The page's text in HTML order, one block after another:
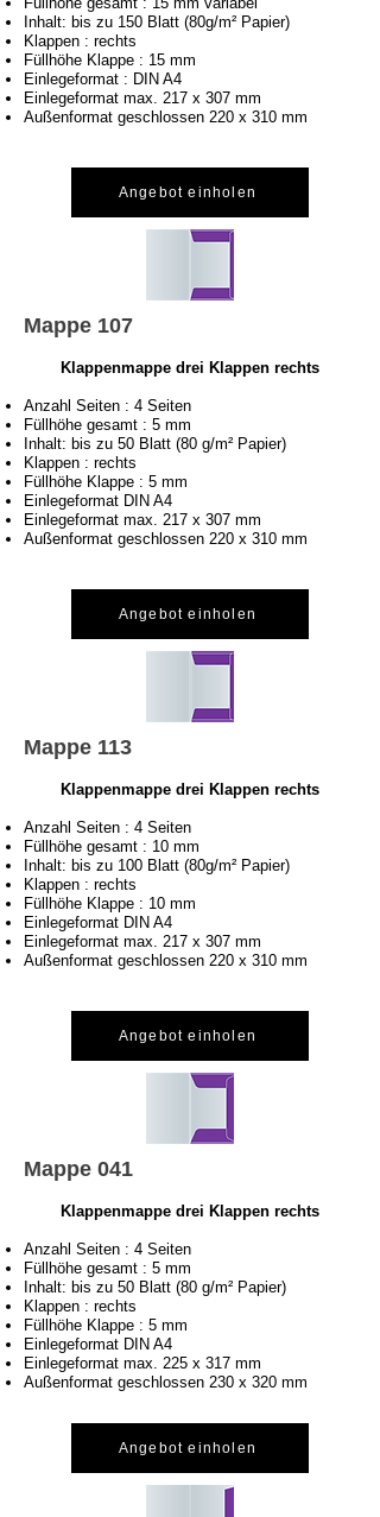
Inhalt: bis zu 150 Blatt (80g/m² Papier)
Klappen : rechts
Füllhöhe Klappe : 15 mm
Einlegeformat : DIN A4
Einlegeformat max. 217 x 307 mm
Außenformat geschlossen 220 x 310 mm
Angebot einholen
Mappe 107
Klappenmappe drei Klappen rechts
Anzahl Seiten : 4 Seiten
Füllhöhe gesamt : 5 mm
Inhalt: bis zu 50 Blatt (80 g/m² Papier)
Klappen : rechts
Füllhöhe Klappe : 5 mm
Einlegeformat DIN A4
Einlegeformat max. 217 x 307 mm
Außenformat geschlossen 220 x 310 mm
Angebot einholen
Mappe 113
Klappenmappe drei Klappen rechts
Anzahl Seiten : 4 Seiten
Füllhöhe gesamt : 10 mm
Inhalt: bis zu 100 Blatt (80g/m² Papier)
Klappen : rechts
Füllhöhe Klappe : 10 mm
Einlegeformat DIN A4
Einlegeformat max. 217 x 307 mm
Außenformat geschlossen 220 x 310 mm
Angebot einholen
Mappe 041
Klappenmappe drei Klappen rechts
Anzahl Seiten : 4 Seiten
Füllhöhe gesamt : 5 mm
Inhalt: bis zu 50 Blatt (80 g/m² Papier)
Klappen : rechts
Füllhöhe Klappe : 5 mm
Einlegeformat DIN A4
Einlegeformat max. 225 x 317 mm
Außenformat geschlossen 230 x 320 mm
Angebot einholen